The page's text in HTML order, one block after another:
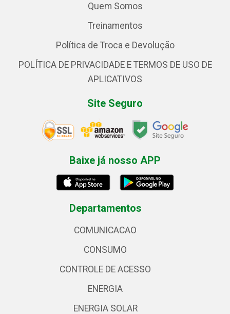
Quem Somos
Treinamentos
Política de Troca e Devolução
POLÍTICA DE PRIVACIDADE E TERMOS DE USO DE
APLICATIVOS
Site Seguro
Baixe já nosso APP
Departamentos
COMUNICACAO
CONSUMO
CONTROLE DE ACESSO
ENERGIA
ENERGIA SOLAR